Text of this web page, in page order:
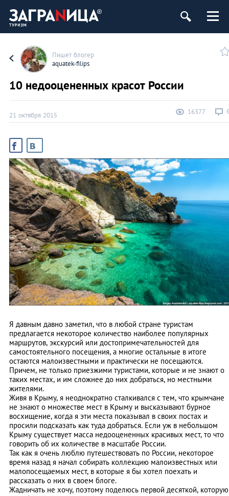
Пишет блогер
aquatek-filips
10 недооцененных красот России
21 октября 2015 16377
Я давным давно заметил, что в любой стране туристам
предлагается некоторое количество наиболее популярных
маршрутов, экскурсий или достопримечательностей для
самостоятельного посещения, а многие остальные в итоге
остаются малоизвестными и практически не посещаются.
Причем, не только приезжими туристами, которые и не знают о
таких местах, и им сложнее до них добраться, но местными
жителями.
Живя в Крыму, я неоднократно сталкивался с тем, что крымчане
не знают о множестве мест в Крыму и высказывают бурное
восхищение, когда я эти места показывал в своих постах и
просили подсказать как туда добраться. Если уж в небольшом
Крыму существует масса недооцененных красивых мест, то что
говорить об их количестве в масштабе России.
Так как я очень люблю путешествовать по России, некоторое
время назад я начал собирать коллекцию малоизвестных или
малопосещаемых мест, в которые я бы хотел поехать и
рассказать о них в своем блоге.
Жадничать не хочу, поэтому поделюсь первой десяткой, которую